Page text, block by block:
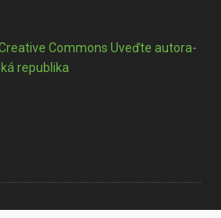
Commons Uveďte autora-
republika